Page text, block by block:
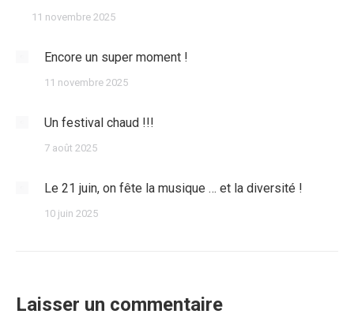
11 novembre 2025
Encore un super moment !
11 novembre 2025
Un festival chaud !!!
7 août 2025
Le 21 juin, on fête la musique … et la diversité !
10 juin 2025
Laisser un commentaire